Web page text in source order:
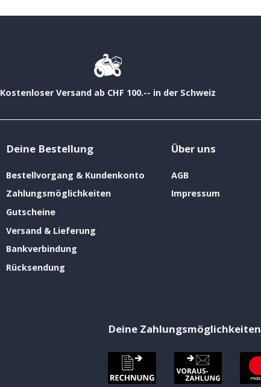
Kostenloser Versand ab CHF 100.-- in der Schweiz
Deine Bestellung
Bestellvorgang & Kundenkonto
Zahlungsmöglichkeiten
Gutscheine
Versand & Lieferung
Bankverbindung
Rücksendung
Über uns
AGB
Impressum
Deine Zahlungsmöglichkeiten